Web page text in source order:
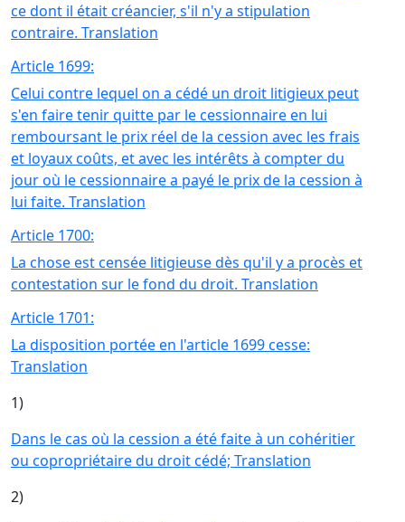
ce dont il était créancier, s'il n'y a stipulation
contraire. Translation
Article 1699:
Celui contre lequel on a cédé un droit litigieux peut
s'en faire tenir quitte par le cessionnaire en lui
remboursant le prix réel de la cession avec les frais
et loyaux coûts, et avec les intérêts à compter du
jour où le cessionnaire a payé le prix de la cession à
lui faite. Translation
Article 1700:
La chose est censée litigieuse dès qu'il y a procès et
contestation sur le fond du droit. Translation
Article 1701:
La disposition portée en l'article 1699 cesse:
Translation
1)
Dans le cas où la cession a été faite à un cohéritier
ou copropriétaire du droit cédé; Translation
2)